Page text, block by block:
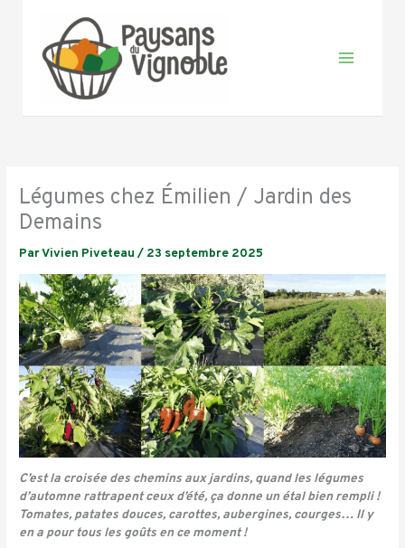
contenu
Légumes chez Émilien / Jardin des
Demains
ParVivien Piveteau/ 23 septembre 2025
C’est la croisée des chemins aux jardins, quand les légumes
d’automne rattrapent ceux d’été, ça donne un étal bien rempli !
Tomates, patates douces, carottes, aubergines, courges… Il y
en a pour tous les goûts en ce moment !